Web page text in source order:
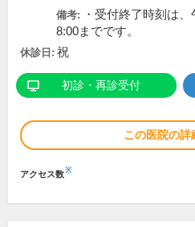
備考:
・受付終了時刻は
8:00までです。
休診日: 祝
初診・再診受付
この医院の詳
アクセス数※